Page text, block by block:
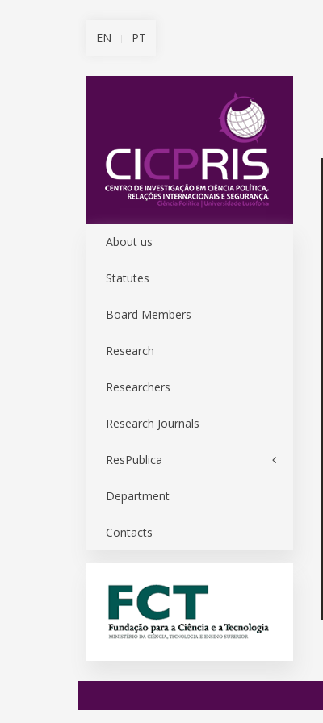
EN PT
About us
Statutes
Board Members
Research
Researchers
Research Journals
ResPublica
Department
Contacts